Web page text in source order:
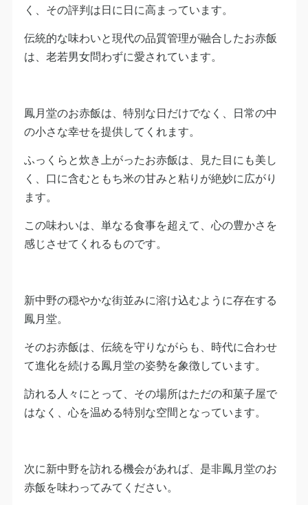
く、その評判は日に日に高まっています。
伝統的な味わいと現代の品質管理が融合したお赤飯
は、老若男女問わずに愛されています。
鳳月堂のお赤飯は、特別な日だけでなく、日常の中
の小さな幸せを提供してくれます。
ふっくらと炊き上がったお赤飯は、見た目にも美し
く、口に含むともち米の甘みと粘りが絶妙に広がり
ます。
この味わいは、単なる食事を超えて、心の豊かさを
感じさせてくれるものです。
新中野の穏やかな街並みに溶け込むように存在する
鳳月堂。
そのお赤飯は、伝統を守りながらも、時代に合わせ
て進化を続ける鳳月堂の姿勢を象徴しています。
訪れる人々にとって、その場所はただの和菓子屋で
はなく、心を温める特別な空間となっています。
次に新中野を訪れる機会があれば、是非鳳月堂のお
赤飯を味わってみてください。